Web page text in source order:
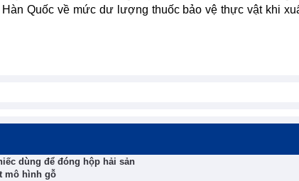
Quốc về mức dư lượng thuốc bảo vệ thực vật khi
dùng để đóng hộp hải sản
mô hình gỗ